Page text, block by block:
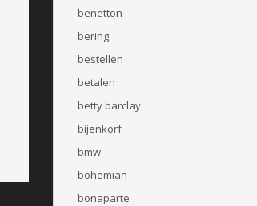
benetton
bering
bestellen
betalen
betty barclay
bijenkorf
bmw
bohemian
bonaparte